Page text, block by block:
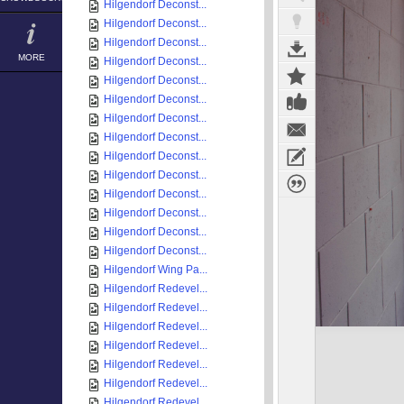
MORE
Hilgendorf Deconst...
Hilgendorf Deconst...
Hilgendorf Deconst...
Hilgendorf Deconst...
Hilgendorf Deconst...
Hilgendorf Deconst...
Hilgendorf Deconst...
Hilgendorf Deconst...
Hilgendorf Deconst...
Hilgendorf Deconst...
Hilgendorf Deconst...
Hilgendorf Deconst...
Hilgendorf Deconst...
Hilgendorf Deconst...
Hilgendorf Wing Pa...
Hilgendorf Redevel...
Hilgendorf Redevel...
Hilgendorf Redevel...
Hilgendorf Redevel...
Hilgendorf Redevel...
Hilgendorf Redevel...